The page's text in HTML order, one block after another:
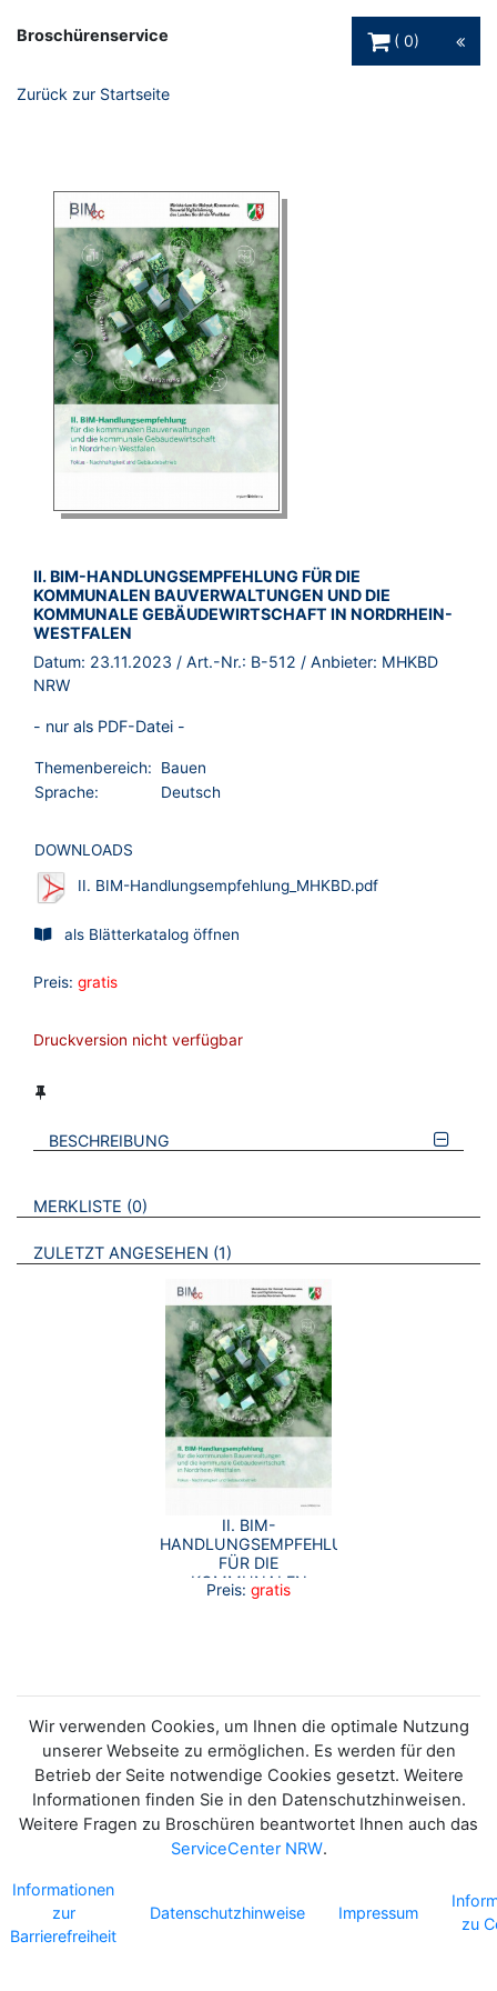
Broschürenservice
0
Zurück zur Startseite
BROSCHÜRE:
II. BIM-HANDLUNGSEMPFEHLUNG FÜR DIE
KOMMUNALEN BAUVERWALTUNGEN UND DIE
KOMMUNALE GEBÄUDEWIRTSCHAFT IN NORDRHEIN-
WESTFALEN
Datum: 23.11.2023 / Art.-Nr.: B-512 / Anbieter: MHKBD
NRW
- nur als PDF-Datei -
Themenbereich:
Bauen
Sprache:
Deutsch
DOWNLOADS
II. BIM-Handlungsempfehlung_MHKBD.pdf
als Blätterkatalog öffnen
Preis: gratis
Druckversion nicht verfügbar
BESCHREIBUNG
VERWEISE AUF VERMERKTE- ODER ZULETZT ANGESEHENE
MERKLISTE 0 BROSCHÜREN
ZULETZT ANGESEHEN 1 BROSCHÜREN
II. BIM-
HANDLUNGSEMPFEHLUNG
FÜR DIE
KOMMUNALEN
BAUVERWALTUNGEN
Preis: gratis
Wir verwenden Cookies, um Ihnen die optimale Nutzung
unserer Webseite zu ermöglichen. Es werden für den
Betrieb der Seite notwendige Cookies gesetzt. Weitere
Informationen finden Sie in den Datenschutzhinweisen.
Weitere Fragen zu Broschüren beantwortet Ihnen auch das
ServiceCenter NRW.
Informationen
zur
Barrierefreiheit
Datenschutzhinweise Impressum
zu